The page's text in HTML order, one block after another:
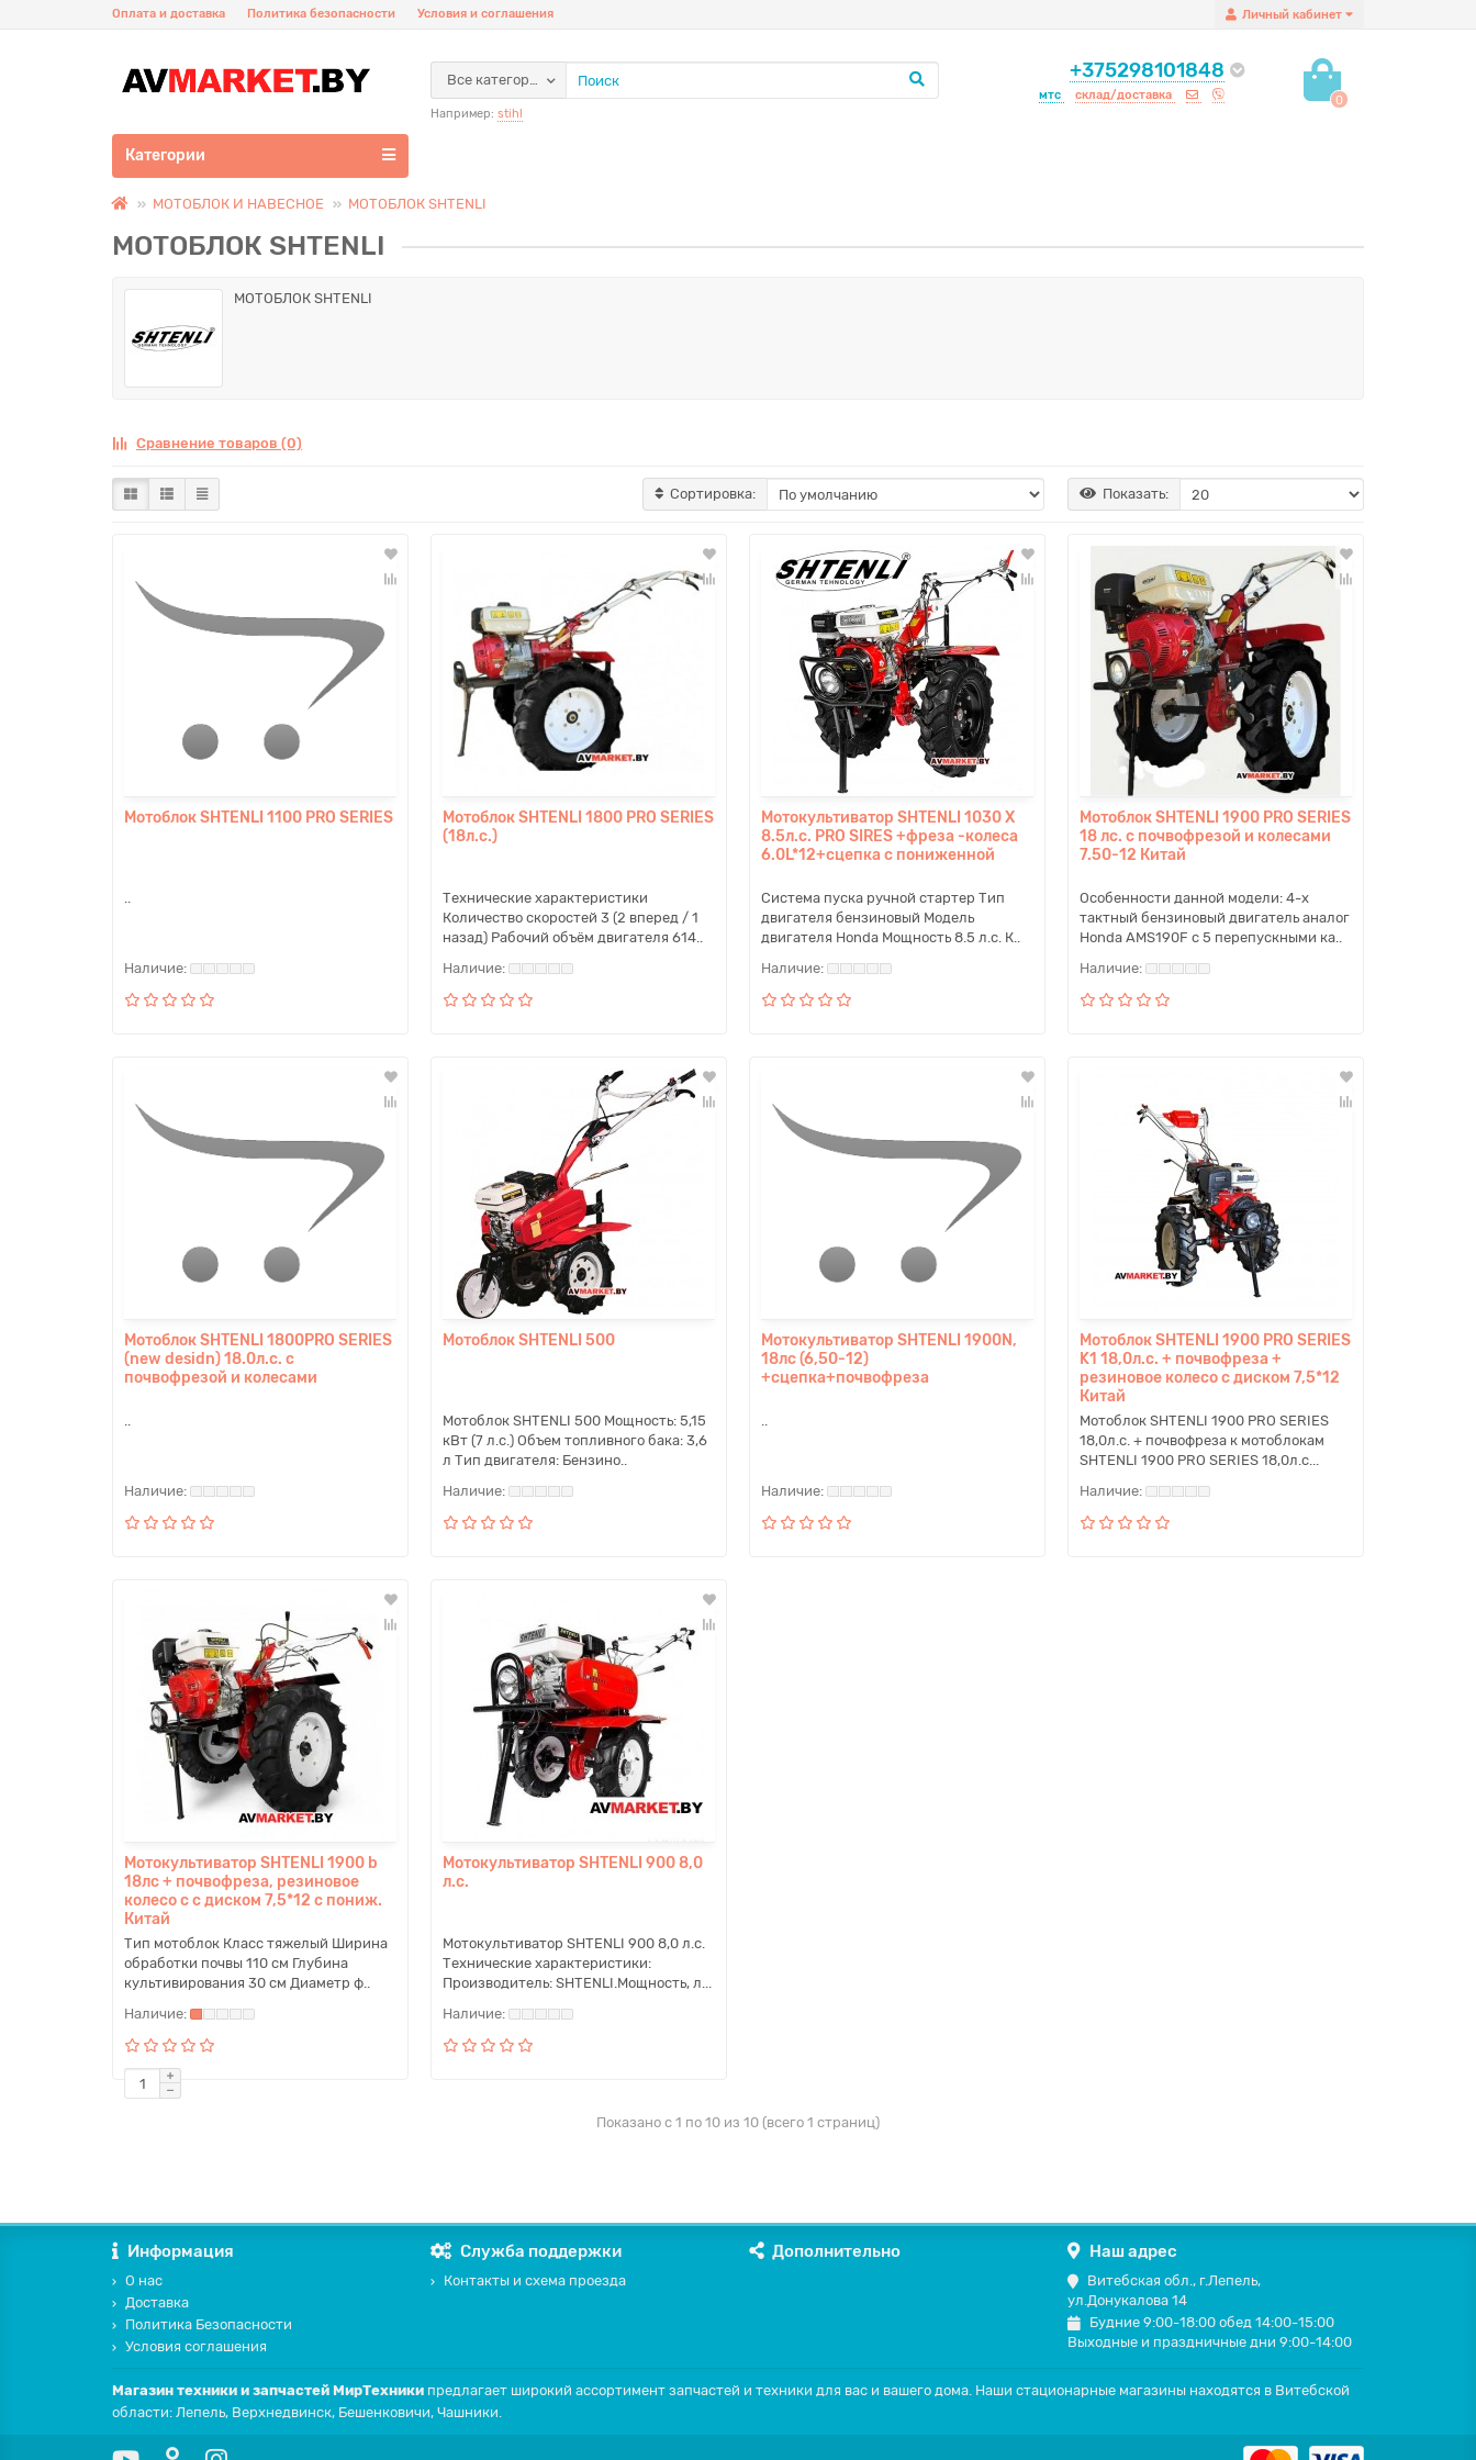
Личный кабинет
Оплата и доставка Политика безопасности Условия и соглашения
+375298101848
мтс склад/доставка 0
Все категории
Например: stihl
Категории
МОТОБЛОК И НАВЕСНОЕ МОТОБЛОК SHTENLI
МОТОБЛОК SHTENLI
МОТОБЛОК SHTENLI
Сравнение товаров (0)
Сортировка: Показать:
Мотоблок SHTENLI 1100 PRO SERIES
..
Мотоблок SHTENLI 1800 PRO SERIES
(18л.с.)
Технические характеристики
Количество скоростей 3 (2 вперед / 1
назад) Рабочий объём двигателя 614..
Мотокультиватор SHTENLI 1030 X
8.5л.с. PRO SIRES +фреза -колеса
6.0L*12+сцепка с пониженной
Система пуска ручной стартер Тип
двигателя бензиновый Модель
двигателя Honda Мощность 8.5 л.с. К..
Мотоблок SHTENLI 1900 PRO SERIES
18 лс. с почвофрезой и колесами
7.50-12 Китай
Особенности данной модели: 4-х
тактный бензиновый двигатель аналог
Honda AMS190F с 5 перепускными ка..
Мотоблок SHTENLI 1800PRO SERIES
(new desidn) 18.0л.с. с
почвофрезой и колесами
..
Мотоблок SHTENLI 500
Мотоблок SHTENLI 500 Мощность: 5,15
кВт (7 л.с.) Объем топливного бака: 3,6
л Тип двигателя: Бензино..
Мотокультиватор SHTENLI 1900N,
18лс (6,50-12)
+сцепка+почвофреза
..
Мотоблок SHTENLI 1900 PRO SERIES
K1 18,0л.с. + почвофреза +
резиновое колесо с диском 7,5*12
Китай
Мотоблок SHTENLI 1900 PRO SERIES
18,0л.с. + почвофреза к мотоблокам
SHTENLI 1900 PRO SERIES 18,0л.с...
Мотокультиватор SHTENLI 1900 b
18лс + почвофреза, резиновое
колесо с с диском 7,5*12 с пониж.
Китай
Тип мотоблок Класс тяжелый Ширина
обработки почвы 110 см Глубина
культивирования 30 см Диаметр ф..
Мотокультиватор SHTENLI 900 8,0
л.с.
Мотокультиватор SHTENLI 900 8,0 л.с.
Технические характеристики:
Производитель: SHTENLI.Мощность, л...
Показано с 1 по 10 из 10 (всего 1 страниц)
Информация
О нас
Доставка
Политика Безопасности
Условия соглашения
Служба поддержки
Контакты и схема проезда
Дополнительно Наш адрес
Витебская обл., г.Лепель,
ул.Донукалова 14
Будние 9:00-18:00 обед 14:00-15:00
Выходные и праздничные дни 9:00-14:00
Магазин техники и запчастей МирТехники предлагает широкий ассортимент запчастей и техники для вас и вашего дома. Наши стационарные магазины находятся в Витебской
области: Лепель, Верхнедвинск, Бешенковичи, Чашники.